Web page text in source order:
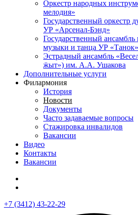
Оркестр народных
мелодия»
Государственный оркестр
УР «Арсенал-Бэнд»
Государственный
музыки и танца УР «Танок»
Эстрадный ансамбль
ӝыт») им. А.А. Ушакова
Дополнительные услуги
Филармония
История
Новости
Документы
Часто задаваемые вопросы
Стажировка инвалидов
Вакансии
Видео
Контакты
Вакансии
+7 (3412) 43-22-29